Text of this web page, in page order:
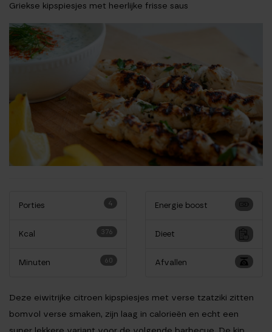
Griekse kipspiesjes met heerlijke frisse saus
Porties 4
Kcal 376
Minuten 60
Energie boost
Dieet
Afvallen
Deze eiwitrijke citroen kipspiesjes met verse tzatziki zitten
bomvol verse smaken, zijn laag in calorieën en echt een